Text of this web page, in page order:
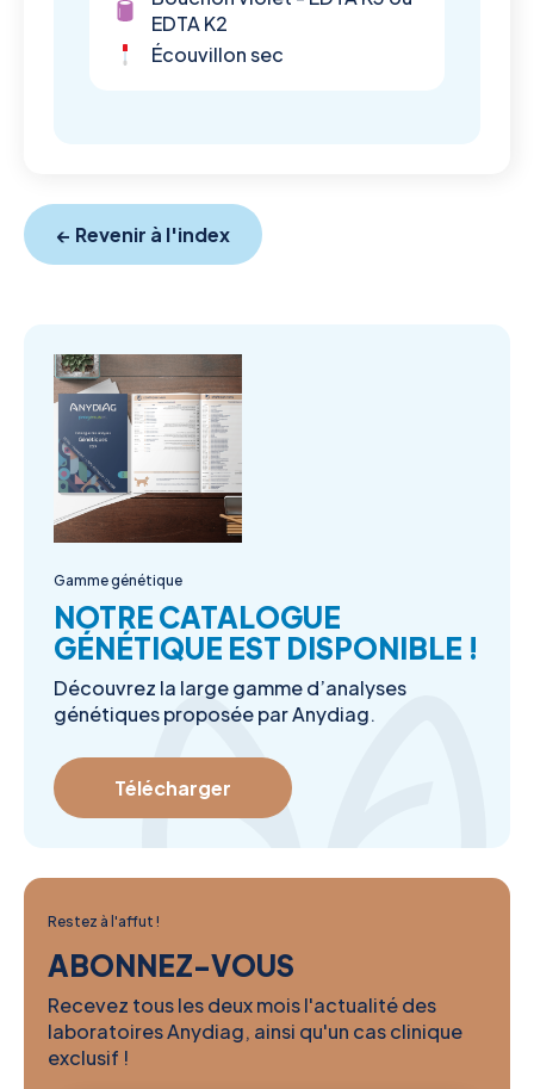
EDTA K2
Écouvillon sec
← Revenir à l'index
Gamme génétique
NOTRE CATALOGUE
GÉNÉTIQUE EST DISPONIBLE !
Découvrez la large gamme d’analyses
génétiques proposée par Anydiag.
Télécharger
Restez à l'affut !
ABONNEZ-VOUS
Recevez tous les deux mois l'actualité des
laboratoires Anydiag, ainsi qu'un cas clinique
exclusif !